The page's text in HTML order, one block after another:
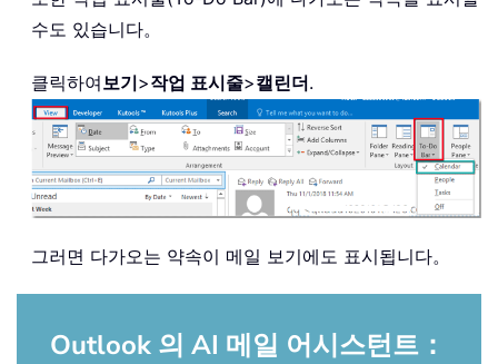
수도 있습니다。
클릭하여보기>작업 표시줄>캘린더.
그러면 다가오는 약속이 메일 보기에도 표시됩니다。
Outlook 의 AI 메일 어시스턴트：